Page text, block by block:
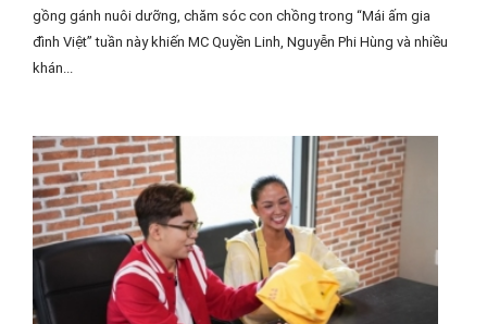
gồng gánh nuôi dưỡng, chăm sóc con chồng trong “Mái ấm gia
đình Việt” tuần này khiến MC Quyền Linh, Nguyễn Phi Hùng và nhiều
khán...